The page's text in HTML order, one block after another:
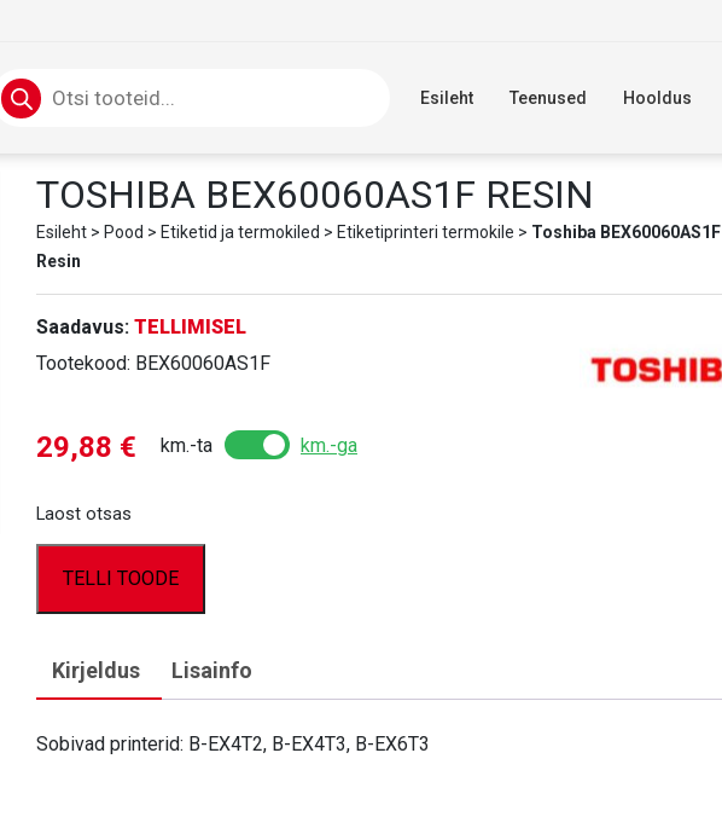
Products
search
Esileht Teenused Hooldus
TOSHIBA BEX60060AS1F RESIN
Esileht> Pood > Etiketid ja termokiled > Etiketiprinteri termokile > Toshiba BEX60060AS1F
Resin
Saadavus: TELLIMISEL
Tootekood: BEX60060AS1F
29,88 € km.-ta km.-ga
Laost otsas
TELLI TOODE
Kirjeldus Lisainfo
Sobivad printerid: B-EX4T2, B-EX4T3, B-EX6T3